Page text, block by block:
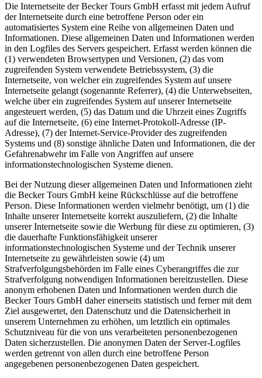
Die Internetseite der Becker Tours GmbH erfasst mit jedem Aufruf
der Internetseite durch eine betroffene Person oder ein
automatisiertes System eine Reihe von allgemeinen Daten und
Informationen. Diese allgemeinen Daten und Informationen werden
in den Logfiles des Servers gespeichert. Erfasst werden können die
(1) verwendeten Browsertypen und Versionen, (2) das vom
zugreifenden System verwendete Betriebssystem, (3) die
Internetseite, von welcher ein zugreifendes System auf unsere
Internetseite gelangt (sogenannte Referrer), (4) die Unterwebseiten,
welche über ein zugreifendes System auf unserer Internetseite
angesteuert werden, (5) das Datum und die Uhrzeit eines Zugriffs
auf die Internetseite, (6) eine Internet-Protokoll-Adresse (IP-
Adresse), (7) der Internet-Service-Provider des zugreifenden
Systems und (8) sonstige ähnliche Daten und Informationen, die der
Gefahrenabwehr im Falle von Angriffen auf unsere
informationstechnologischen Systeme dienen.
Bei der Nutzung dieser allgemeinen Daten und Informationen zieht
die Becker Tours GmbH keine Rückschlüsse auf die betroffene
Person. Diese Informationen werden vielmehr benötigt, um (1) die
Inhalte unserer Internetseite korrekt auszuliefern, (2) die Inhalte
unserer Internetseite sowie die Werbung für diese zu optimieren, (3)
die dauerhafte Funktionsfähigkeit unserer
informationstechnologischen Systeme und der Technik unserer
Internetseite zu gewährleisten sowie (4) um
Strafverfolgungsbehörden im Falle eines Cyberangriffes die zur
Strafverfolgung notwendigen Informationen bereitzustellen. Diese
anonym erhobenen Daten und Informationen werden durch die
Becker Tours GmbH daher einerseits statistisch und ferner mit dem
Ziel ausgewertet, den Datenschutz und die Datensicherheit in
unserem Unternehmen zu erhöhen, um letztlich ein optimales
Schutzniveau für die von uns verarbeiteten personenbezogenen
Daten sicherzustellen. Die anonymen Daten der Server-Logfiles
werden getrennt von allen durch eine betroffene Person
angegebenen personenbezogenen Daten gespeichert.